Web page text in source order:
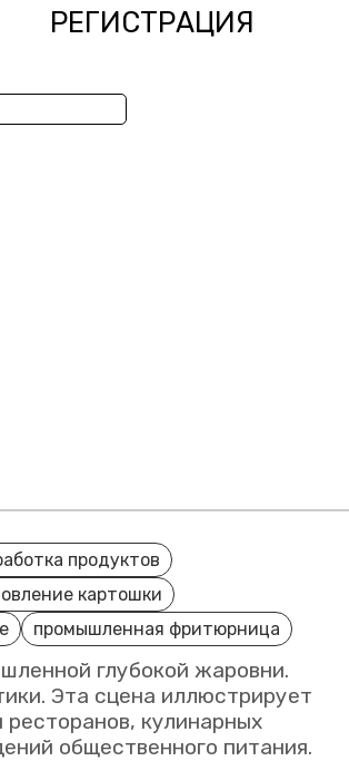
РЕГИСТРАЦИЯ
продуктов
картошки
промышленная фритюрница
глубокой жаровни.
Эта сцена иллюстрирует
кулинарных
общественного питания.